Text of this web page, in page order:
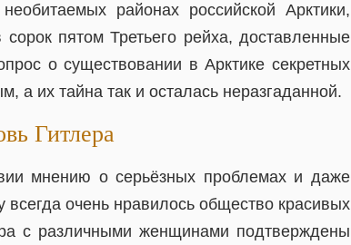
районах российской Арктики,
пятом Третьего рейха, доставленные
о существовании в Арктике секретных
а их тайна так и осталась неразгаданной.
Гитлера
мнению о серьёзных проблемах и даже
очень нравилось общество красивых
с различными женщинами подтверждены